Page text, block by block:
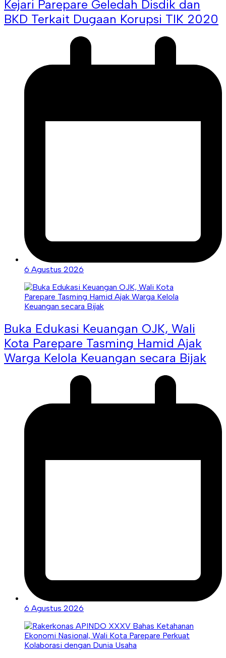
Kejari Parepare Geledah Disdik dan
BKD Terkait Dugaan Korupsi TIK 2020
6 Agustus 2026
Buka Edukasi Keuangan OJK, Wali
Kota Parepare Tasming Hamid Ajak
Warga Kelola Keuangan secara Bijak
6 Agustus 2026